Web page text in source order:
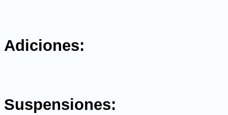
Adiciones:
Suspensiones: